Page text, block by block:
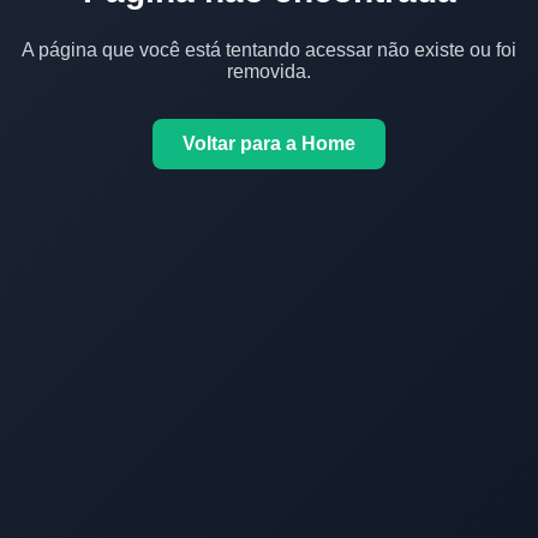
A página que você está tentando acessar não existe ou foi
removida.
Voltar para a Home